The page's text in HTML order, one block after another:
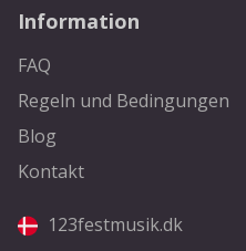
Information
FAQ
Regeln und Bedingungen
Blog
Kontakt
123festmusik.dk